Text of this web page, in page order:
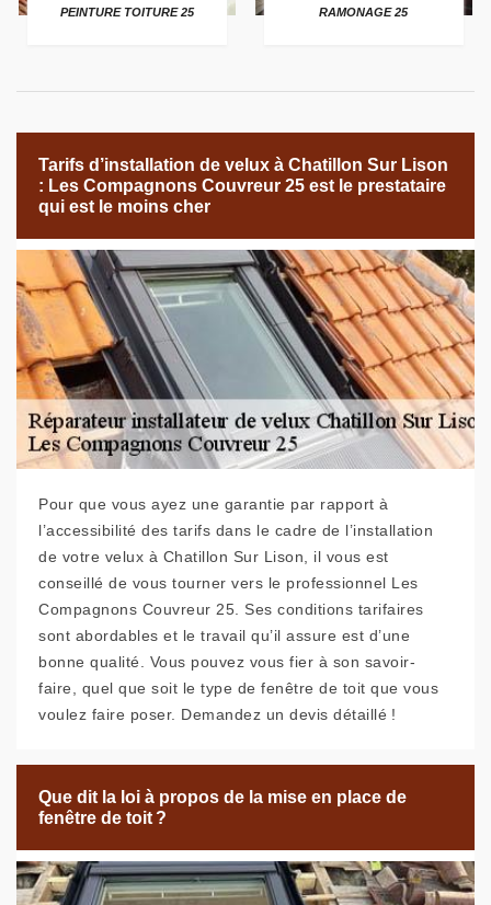
PEINTURE TOITURE 25 RAMONAGE 25
Tarifs d’installation de velux à Chatillon Sur Lison
: Les Compagnons Couvreur 25 est le prestataire
qui est le moins cher
Pour que vous ayez une garantie par rapport à
l’accessibilité des tarifs dans le cadre de l’installation
de votre velux à Chatillon Sur Lison, il vous est
conseillé de vous tourner vers le professionnel Les
Compagnons Couvreur 25. Ses conditions tarifaires
sont abordables et le travail qu’il assure est d’une
bonne qualité. Vous pouvez vous fier à son savoir-
faire, quel que soit le type de fenêtre de toit que vous
voulez faire poser. Demandez un devis détaillé !
Que dit la loi à propos de la mise en place de
fenêtre de toit ?